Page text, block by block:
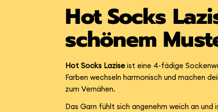
Hot Socks
schönem
Hot Socks Lazise ist eine 4-fädige
Farben wechseln harmonisch und machen
zum Vernähen.
Das Garn fühlt sich angenehm weich an